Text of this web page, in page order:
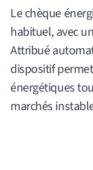
Le chèque
habituel, avec
Attribué
dispositif
énergétiques
marchés